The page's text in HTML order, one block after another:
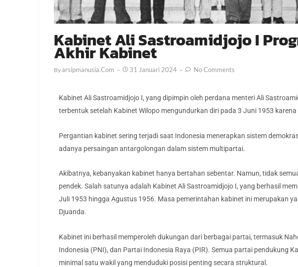
Kabinet Ali Sastroamidjojo I
Akhir Kabinet
ByArsipmanusia.com 31 Januari 2024 No Comments
Kabinet Ali Sastroamidjojo I, yang dipimpin oleh perdana menteri Ali
terbentuk setelah Kabinet Wilopo mengundurkan diri pada 3 Juni 1953
Pergantian kabinet sering terjadi saat Indonesia menerapkan sistem
adanya persaingan antargolongan dalam sistem multipartai.
Akibatnya, kebanyakan kabinet hanya bertahan sebentar. Namun, tidak
pendek. Salah satunya adalah Kabinet Ali Sastroamidjojo I, yang berhasil
Juli 1953 hingga Agustus 1956. Masa pemerintahan kabinet ini merupakan
Djuanda.
Kabinet ini berhasil memperoleh dukungan dari berbagai partai, termasuk
Indonesia (PNI), dan Partai Indonesia Raya (PIR). Semua partai pendukung
minimal satu wakil yang menduduki posisi penting secara struktural.